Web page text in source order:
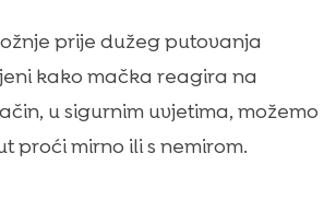
prije dužeg putovanja
kako mačka reagira na
u sigurnim uvjetima, možemo
proći mirno ili s nemirom.